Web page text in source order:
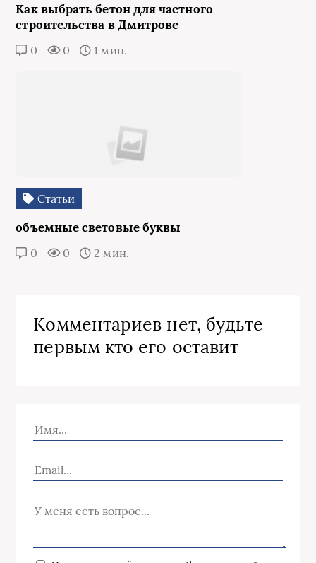
Как выбрать бетон для частного
строительства в Дмитрове
0 0 1 мин.
Статьи
объемные световые буквы
0 0 2 мин.
Комментариев нет, будьте
первым кто его оставит